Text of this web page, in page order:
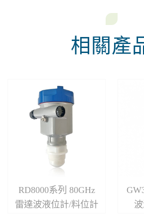
相關產
RD8000系列 80GHz
雷達波液位計/料位計